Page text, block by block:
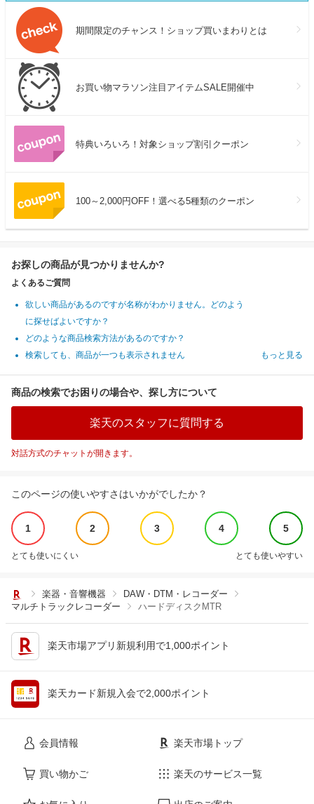
期間限定のチャンス！ショップ買いまわりとは
お買い物マラソン注目アイテムSALE開催中
特典いろいろ！対象ショップ割引クーポン
100～2,000円OFF！選べる5種類のクーポン
お探しの商品が見つかりませんか?
よくあるご質問
欲しい商品があるのですが名称がわかりません。どのよう
に探せばよいですか？
どのような商品検索方法があるのですか？
検索しても、商品が一つも表示されません
もっと見る
商品の検索でお困りの場合や、探し方について
楽天のスタッフに質問する
対話方式のチャットが開きます。
このページの使いやすさはいかがでしたか？
1 2 3 4 5
とても使いにくい とても使いやすい
楽器・音響機器
DAW・DTM・レコーダー
マルチトラックレコーダー
ハードディスクMTR
楽天市場アプリ新規利用で1,000ポイント
楽天カード新規入会で2,000ポイント
会員情報
買い物かご
楽天市場トップ
楽天のサービス一覧